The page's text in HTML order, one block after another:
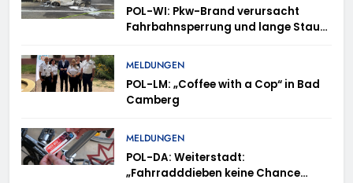
POL-WI: Pkw-Brand verursacht
Fahrbahnsperrung und lange Staus
MELDUNGEN
POL-LM: „Coffee with a Cop“ in Bad
Camberg
MELDUNGEN
POL-DA: Weiterstadt:
„Fahrradddieben keine Chance